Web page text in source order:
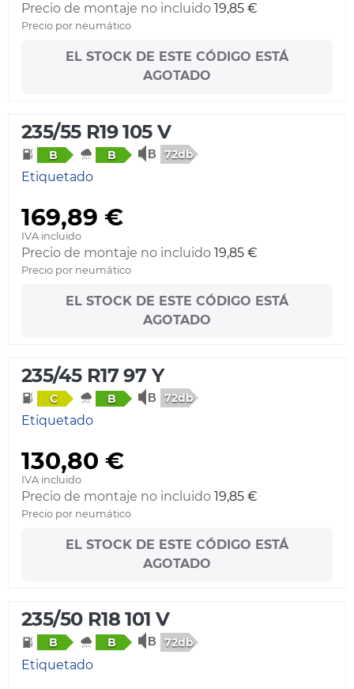
Precio de montaje no incluido 19,85 €
Precio por neumático
EL STOCK DE ESTE CÓDIGO ESTÁ
AGOTADO
235/55 R19 105 V
B B 72db
Etiquetado
169,89 €
IVA incluido
Precio de montaje no incluido 19,85 €
Precio por neumático
EL STOCK DE ESTE CÓDIGO ESTÁ
AGOTADO
235/45 R17 97 Y
C B 72db
Etiquetado
130,80 €
IVA incluido
Precio de montaje no incluido 19,85 €
Precio por neumático
EL STOCK DE ESTE CÓDIGO ESTÁ
AGOTADO
235/50 R18 101 V
B B 72db
Etiquetado